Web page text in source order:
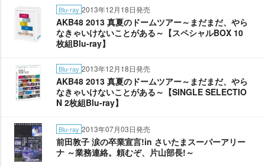
Blu-ray 2013年12月18日発売
AKB48 2013 真夏のドームツアー～まだまだ、やら
なきゃいけないことがある～【スペシャルBOX 10
枚組Blu-ray】
Blu-ray 2013年12月18日発売
AKB48 2013 真夏のドームツアー～まだまだ、やら
なきゃいけないことがある～【SINGLE SELECTIO
N 2枚組Blu-ray】
Blu-ray 2013年07月03日発売
前田敦子 涙の卒業宣言!in さいたまスーパーアリー
ナ ～業務連絡。頼むぞ、片山部長!～